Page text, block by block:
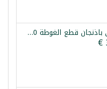
مربى باذنجان قطع الغوطة 450غ